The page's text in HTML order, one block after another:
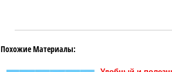
Похожие Материалы: